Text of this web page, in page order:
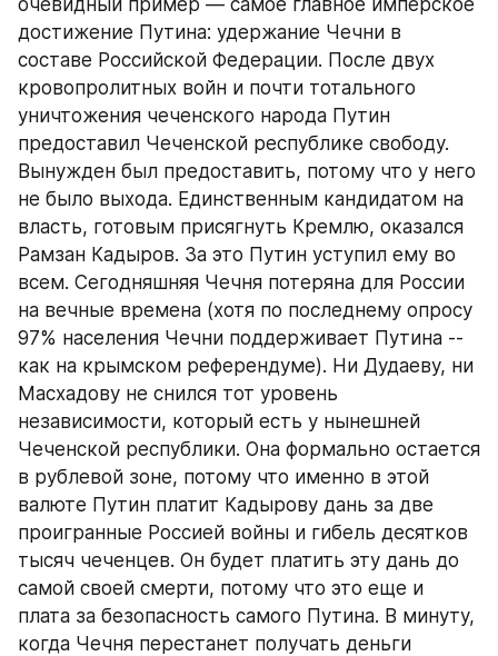
достижение Путина: удержание Чечни в
составе Российской Федерации. После двух
кровопролитных войн и почти тотального
уничтожения чеченского народа Путин
предоставил Чеченской республике свободу.
Вынужден был предоставить, потому что у него
не было выхода. Единственным кандидатом на
власть, готовым присягнуть Кремлю, оказался
Рамзан Кадыров. За это Путин уступил ему во
всем. Сегодняшняя Чечня потеряна для России
на вечные времена (хотя по последнему опросу
97% населения Чечни поддерживает Путина --
как на крымском референдуме). Ни Дудаеву, ни
Масхадову не снился тот уровень
независимости, который есть у нынешней
Чеченской республики. Она формально остается
в рублевой зоне, потому что именно в этой
валюте Путин платит Кадырову дань за две
проигранные Россией войны и гибель десятков
тысяч чеченцев. Он будет платить эту дань до
самой своей смерти, потому что это еще и
плата за безопасность самого Путина. В минуту,
когда Чечня перестанет получать деньги